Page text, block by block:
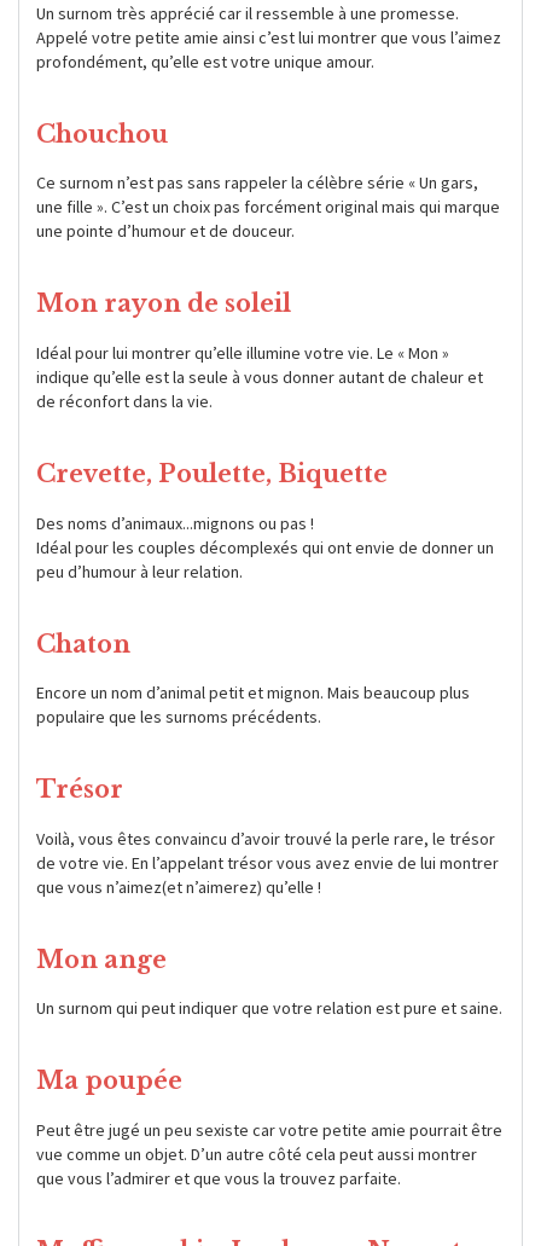
Un surnom très apprécié car il ressemble à une promesse.
Appelé votre petite amie ainsi c’est lui montrer que vous l’aimez
profondément, qu’elle est votre unique amour.
Chouchou
Ce surnom n’est pas sans rappeler la célèbre série « Un gars,
une fille ». C’est un choix pas forcément original mais qui marque
une pointe d’humour et de douceur.
Mon rayon de soleil
Idéal pour lui montrer qu’elle illumine votre vie. Le « Mon »
indique qu’elle est la seule à vous donner autant de chaleur et
de réconfort dans la vie.
Crevette, Poulette, Biquette
Des noms d’animaux...mignons ou pas !
Idéal pour les couples décomplexés qui ont envie de donner un
peu d’humour à leur relation.
Chaton
Encore un nom d’animal petit et mignon. Mais beaucoup plus
populaire que les surnoms précédents.
Trésor
Voilà, vous êtes convaincu d’avoir trouvé la perle rare, le trésor
de votre vie. En l’appelant trésor vous avez envie de lui montrer
que vous n’aimez(et n’aimerez) qu’elle !
Mon ange
Un surnom qui peut indiquer que votre relation est pure et saine.
Ma poupée
Peut être jugé un peu sexiste car votre petite amie pourrait être
vue comme un objet. D’un autre côté cela peut aussi montrer
que vous l’admirer et que vous la trouvez parfaite.